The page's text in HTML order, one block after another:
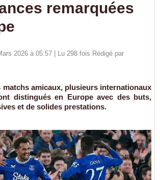
remarquées
2026 à 05:57 | Lu 298 fois Rédigé par
matchs amicaux, plusieurs internationaux
distingués en Europe avec des buts,
et de solides prestations.